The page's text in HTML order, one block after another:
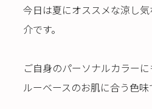
今日は夏にオススメな涼し
介です。
ご自身のパーソナルカラー
ルーベースのお肌に合う色